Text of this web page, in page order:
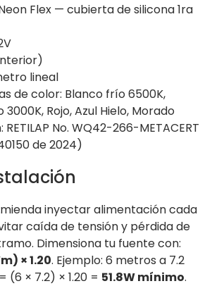
Flex — cubierta de silicona 1ra
lineal
de color: Blanco frío 6500K,
Rojo, Azul Hielo, Morado
No. WQ42-266-METACERT
de 2024)
inyectar alimentación cada
caída de tensión y pérdida de
Dimensiona tu fuente con:
× 1.20. Ejemplo: 6 metros a 7.2
× 7.2) × 1.20 = 51.8W mínimo.